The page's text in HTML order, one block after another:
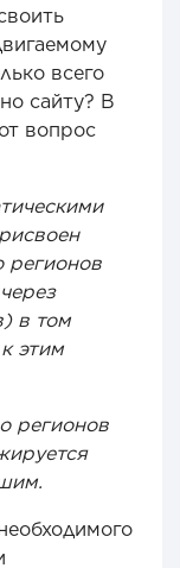
всего
сайту? В
вопрос
регионов
в том
этим
регионов